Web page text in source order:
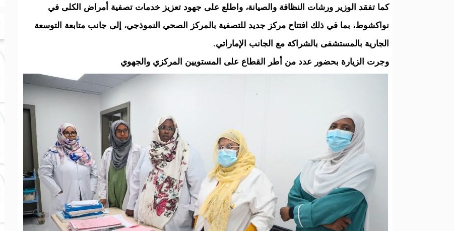
كما تفقد الوزير ورشات النظافة والصيانة، واطلع على جهود تعزيز خدمات تصفية أمراض الكلى في
نواكشوط، بما في ذلك افتتاح مركز جديد للتصفية بالمركز الصحي النموذجي، إلى جانب متابعة التوسعة
الجارية بالمستشفى بالشراكة مع الجانب الإماراتي.
وجرت الزيارة بحضور عدد من أطر القطاع على المستويين المركزي والجهوي